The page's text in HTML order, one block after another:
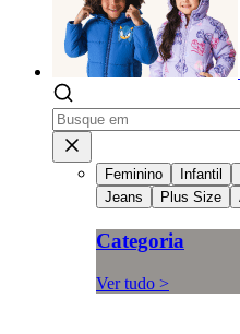
Feminino Infantil
Jeans
Plus Size
Categoria
Ver tudo >